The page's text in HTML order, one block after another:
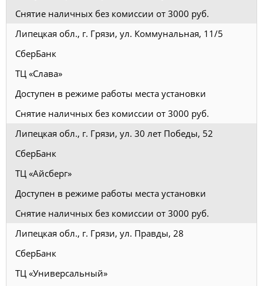
Снятие наличных без комиссии от 3000 руб.
Липецкая обл., г. Грязи, ул. Коммунальная, 11/5
СберБанк
ТЦ «Слава»
Доступен в режиме работы места установки
Снятие наличных без комиссии от 3000 руб.
Липецкая обл., г. Грязи, ул. 30 лет Победы, 52
СберБанк
ТЦ «Айсберг»
Доступен в режиме работы места установки
Снятие наличных без комиссии от 3000 руб.
Липецкая обл., г. Грязи, ул. Правды, 28
СберБанк
ТЦ «Универсальный»